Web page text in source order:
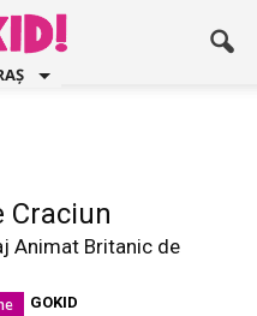
Craciun
Animat Britanic de
GOKID